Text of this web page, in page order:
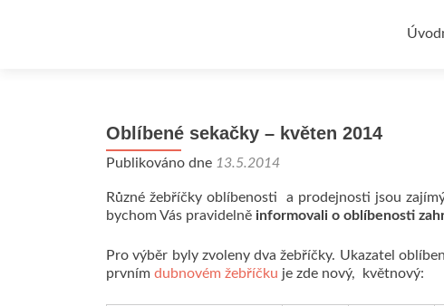
k
Oblíbené sekačky – květen 2014
Publikováno dne 13.5.2014
Různé žebříčky oblíbenosti a prodejnosti jsou
bychom Vás pravidelně informovali o oblíbenosti
Pro výběr byly zvoleny dva žebříčky. Ukazatel
prvním dubnovém žebříčku je zde nový, květnový: